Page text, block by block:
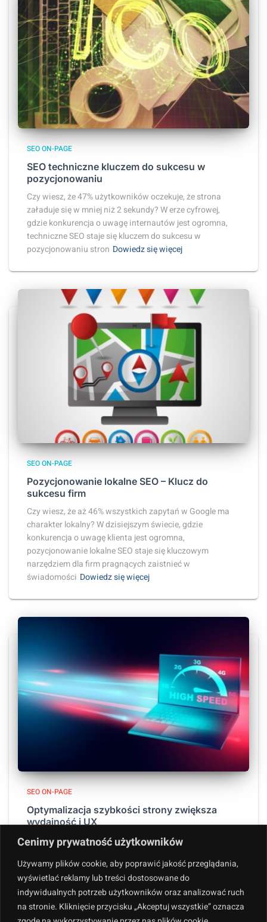
Cenimy prywatność użytkowników
Używamy plików cookie, aby poprawić jakość przeglądania,
wyświetlać reklamy lub treści dostosowane do
indywidualnych potrzeb użytkowników oraz analizować ruch
na stronie. Kliknięcie przycisku „Akceptuj wszystkie” oznacza
SEO ON-PAGE
SEO techniczne kluczem do sukcesu w
pozycjonowaniu
Czy wiesz, że 47% użytkowników oczekuje, że strona
załaduje się w mniej niż 2 sekundy? W erze cyfrowej,
gdzie konkurencja o uwagę internautów jest ogromna,
techniczne SEO staje się kluczem do sukcesu w
pozycjonowaniu stron Dowiedz się więcej
SEO ON-PAGE
Pozycjonowanie lokalne SEO – Klucz do
sukcesu firm
Czy wiesz, że aż 46% wszystkich zapytań w Google ma
charakter lokalny? W dzisiejszym świecie, gdzie
konkurencja o uwagę klienta jest ogromna,
pozycjonowanie lokalne SEO staje się kluczowym
narzędziem dla firm pragnących zaistnieć w
świadomości Dowiedz się więcej
SEO ON-PAGE
Optymalizacja szybkości strony zwiększa
wydajność i UX
Czy wiesz, że 40% użytkowników opuszcza strony, które
strony to nie tylko techniczny detal, lecz kluczowy
element wydajności i satysfakcji użytkowników. Szybsze
ładowanie stron przekłada się na Dowiedz się więcej